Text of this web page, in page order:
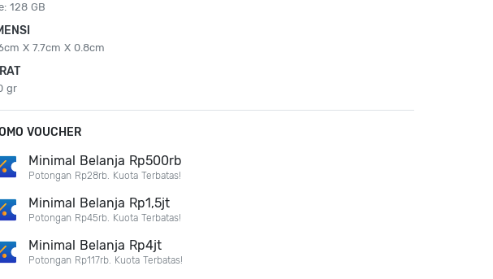
128 GB
X 7.7cm X 0.8cm
gr
VOUCHER
Minimal Belanja Rp500rb
Potongan Rp28rb. Kuota Terbatas!
Minimal Belanja Rp1,5jt
Potongan Rp45rb. Kuota Terbatas!
Minimal Belanja Rp4jt
Potongan Rp117rb. Kuota Terbatas!